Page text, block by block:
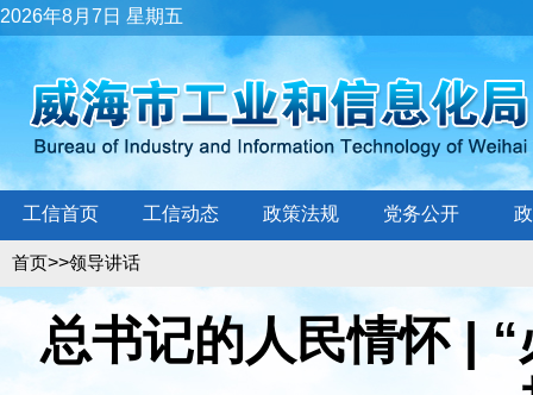
2026年8月7日 星期五
工信首页 工信动态 政策法规 党务公开
首页>>领导讲话
总书记的人民情怀 |